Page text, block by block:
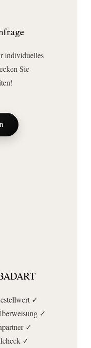
individuelles
Sie
✓
✓
✓
✓